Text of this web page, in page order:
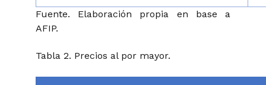
Fuente. Elaboración propia en base a
AFIP.
Tabla 2. Precios al por mayor.